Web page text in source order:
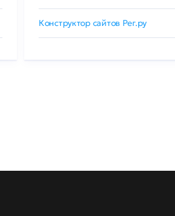
Конструктор сайтов Рег.ру